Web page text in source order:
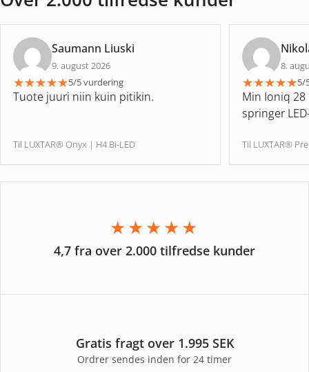
Saumann Liuski
9. august 2026
★★★★★5/5 vurdering
Tuote juuri niin kuin pitikin.
Til LUXTAR® Onyx | H4 Bi-LED
8.
★★★★★5/
Min Ioniq
springer
Til LUXTAR®
★★★★★
4,7 fra over 2.000 tilfredse kunder
Gratis fragt over 1.995 SEK
Ordrer sendes inden for 24 timer